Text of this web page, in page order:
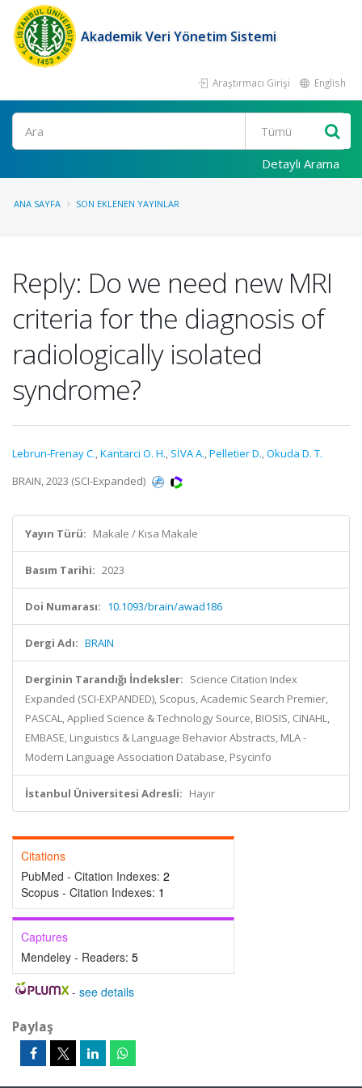
Akademik Veri Yönetim Sistemi
Araştırmacı Girişi English
Ara
Detaylı Arama
ANA SAYFA SON EKLENEN YAYINLAR
Reply: Do we need new MRI
criteria for the diagnosis of
radiologically isolated
syndrome?
Lebrun-Frenay C.,Kantarci O. H., SİVA A.,Pelletier D.,Okuda D. T.
BRAIN, 2023 (SCI-Expanded)
Yayın Türü: Makale / Kısa Makale
Basım Tarihi: 2023
Doi Numarası: 10.1093/brain/awad186
Dergi Adı: BRAIN
Derginin Tarandığı İndeksler: Science Citation Index
Expanded (SCI-EXPANDED), Scopus, Academic Search Premier,
PASCAL, Applied Science & Technology Source, BIOSIS, CINAHL,
EMBASE, Linguistics & Language Behavior Abstracts, MLA -
Modern Language Association Database, Psycinfo
İstanbul Üniversitesi Adresli: Hayır
Citations
PubMed - Citation Indexes: 2
Scopus - Citation Indexes: 1
Captures
Mendeley - Readers: 5
- see details
Paylaş